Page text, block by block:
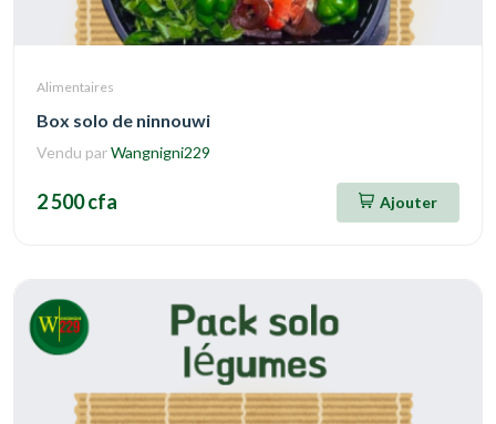
Alimentaires
Box solo de ninnouwi
Vendu parWangnigni229
2 500 cfa Ajouter